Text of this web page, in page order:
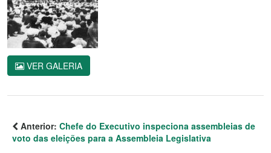
VER GALERIA
Anterior: Chefe do Executivo inspeciona assembleias de
voto das eleições para a Assembleia Legislativa